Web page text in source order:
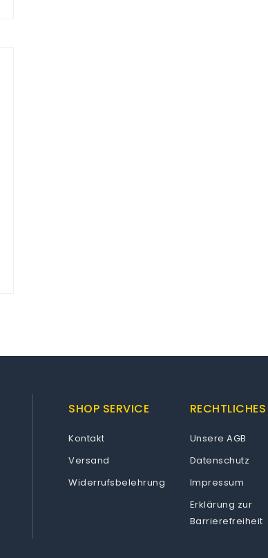
SHOP SERVICE
Kontakt
Versand
Widerrufsbelehrung
RECHTLICHES
Unsere AGB
Datenschutz
Impressum
Erklärung zur
Barrierefreiheit